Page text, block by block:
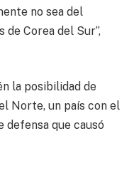
no sea del
Corea del Sur”,
la posibilidad de
Norte, un país con el
defensa que causó